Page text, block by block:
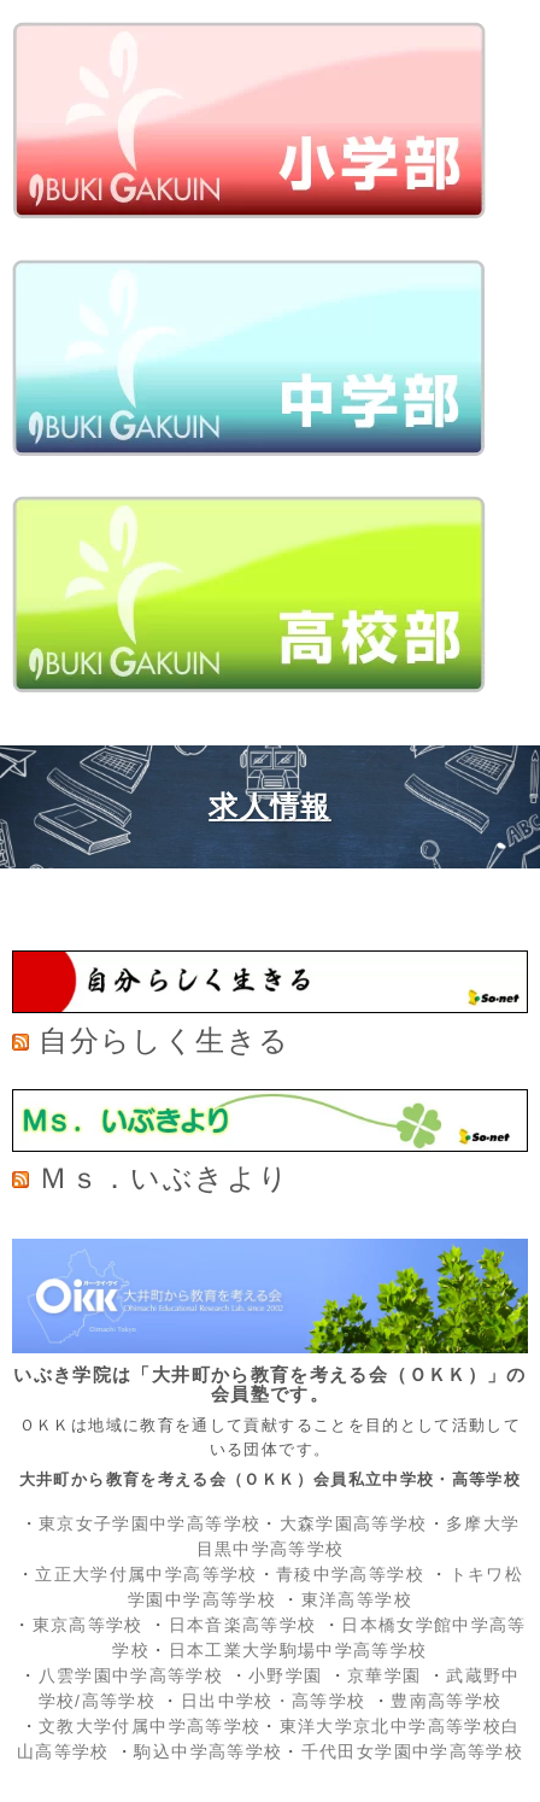
求人情報
自分らしく生きる
Ｍｓ．いぶきより
いぶき学院は「大井町から教育を考える会（ＯＫＫ）」の
会員塾です。
ＯＫＫは地域に教育を通して貢献することを目的として活動して
いる団体です。
大井町から教育を考える会（ＯＫＫ）会員私立中学校・高等学校
・ 東京女子学園中学高等学校 ・ 大森学園高等学校 ・ 多摩大学
目黒中学高等学校
・ 立正大学付属中学高等学校 ・ 青稜中学高等学校 ・
トキワ松
学園中学高等学校
・ 東洋高等学校
・ 東京高等学校 ・ 日本音楽高等学校 ・ 日本橋女学館中学高等
学校 ・ 日本工業大学駒場中学高等学校
・ 八雲学園中学高等学校 ・ 小野学園 ・京華学園 ・武蔵野中
学校/高等学校
・ 日出中学校 ・高等学校 ・ 豊南高等学校
・ 文教大学付属中学高等学校 ・ 東洋大学京北中学高等学校白
山高等学校
・駒込中学高等学校 ・ 千代田女学園中学高等学校